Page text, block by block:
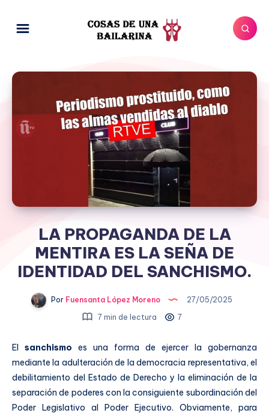
LA PROPAGANDA DE LA
MENTIRA ES LA SEÑA DE
IDENTIDAD DEL SANCHISMO.
PorFuensanta López Moreno
27/05/2025
7 min de lectura
7
El sanchismo es una forma de ejercer la gobernanza
mediante la adulteración de la democracia representativa, el
debilitamiento del Estado de Derecho y la eliminación de la
separación de poderes con la consiguiente subordinación del
Poder Legislativo al Poder Ejecutivo. Obviamente, para